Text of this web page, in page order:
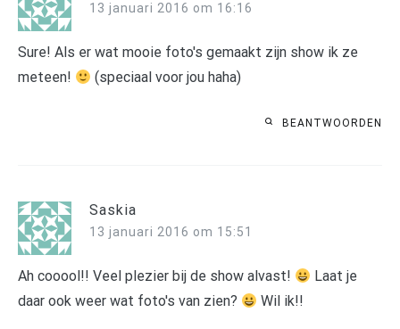
13 januari 2016 om 16:16
Sure! Als er wat mooie foto's gemaakt zijn show ik ze
meteen!
(speciaal voor jou haha)
BEANTWOORDEN
Saskia
13 januari 2016 om 15:51
Ah cooool!! Veel plezier bij de show alvast!
Laat je
daar ook weer wat foto's van zien?
Wil ik!!